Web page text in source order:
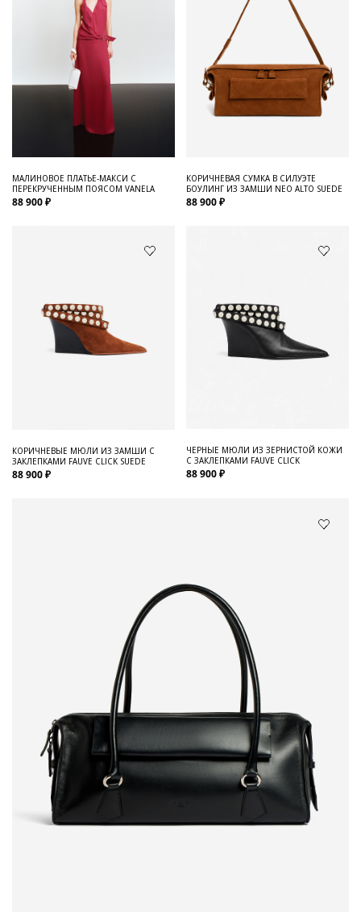
МАЛИНОВОЕ ПЛАТЬЕ-МАКСИ С
ПЕРЕКРУЧЕННЫМ ПОЯСОМ VANELA
88 900 ₽
КОРИЧНЕВАЯ СУМКА В СИЛУЭТЕ
БОУЛИНГ ИЗ ЗАМШИ NEO ALTO SUEDE
88 900 ₽
КОРИЧНЕВЫЕ МЮЛИ ИЗ ЗАМШИ С
ЗАКЛЕПКАМИ FAUVE CLICK SUEDE
88 900 ₽
ЧЕРНЫЕ МЮЛИ ИЗ ЗЕРНИСТОЙ КОЖИ
С ЗАКЛЕПКАМИ FAUVE CLICK
88 900 ₽